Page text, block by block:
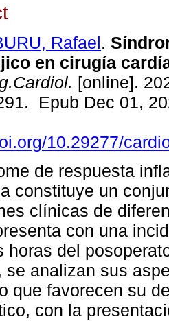
Rafael.
en cirugía
[online].
Epub Dec 01,
10.29277/
de respuesta
constituye un
clínicas de
con una
horas del
se analizan sus
que favorecen su
con la